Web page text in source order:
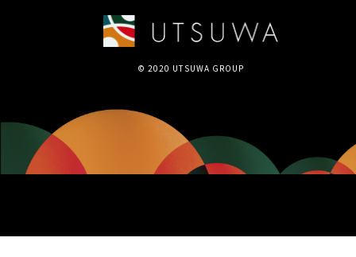
© 2020 UTSUWA GROUP